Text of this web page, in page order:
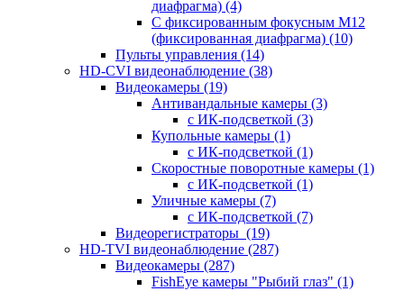
диафрагма) (4)
С фиксированным фокусным М12
(фиксированная диафрагма) (10)
Пульты управления (14)
HD-CVI видеонаблюдение (38)
Видеокамеры (19)
Антивандальные камеры (3)
с ИК-подсветкой (3)
Купольные камеры (1)
с ИК-подсветкой (1)
Скоростные поворотные камеры (1)
с ИК-подсветкой (1)
Уличные камеры (7)
с ИК-подсветкой (7)
Видеорегистраторы (19)
HD-TVI видеонаблюдение (287)
Видеокамеры (287)
FishEye камеры "Рыбий глаз" (1)